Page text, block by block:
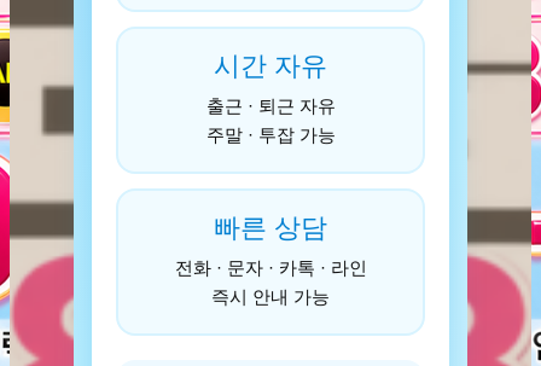
시간 자유
출근 · 퇴근 자유
주말 · 투잡 가능
빠른 상담
전화 · 문자 · 카톡 · 라인
즉시 안내 가능